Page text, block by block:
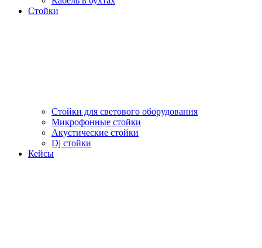
Стойки
Стойки для светового оборудования
Микрофонные стойки
Акустические стойки
Dj стойки
Кейсы